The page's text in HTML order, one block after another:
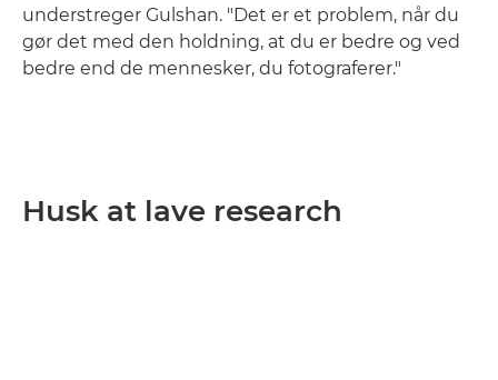
understreger Gulshan. "Det er et problem, når du
gør det med den holdning, at du er bedre og ved
bedre end de mennesker, du fotograferer."
Husk at lave research